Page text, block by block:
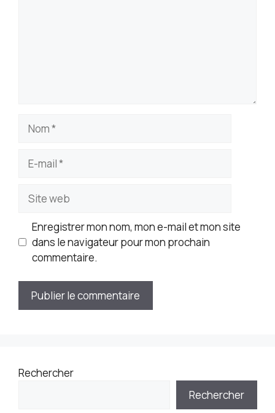
Nom
mail
Site
web
Enregistrer mon nom, mon e-mail et mon site
dans le navigateur pour mon prochain
commentaire.
Rechercher
Rechercher